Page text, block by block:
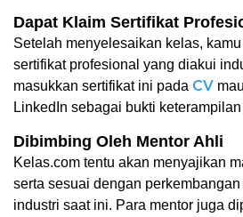
Dapat Klaim Sertifikat
Setelah menyelesaikan kelas,
sertifikat profesional yang diakui
masukkan sertifikat ini pada CV
LinkedIn sebagai bukti
Dibimbing Oleh Mentor Ahli
Kelas.com tentu akan menyajikan
serta sesuai dengan
industri saat ini. Para mentor juga